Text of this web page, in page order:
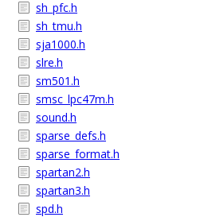
sh_pfc.h
sh_tmu.h
sja1000.h
slre.h
sm501.h
smsc_lpc47m.h
sound.h
sparse_defs.h
sparse_format.h
spartan2.h
spartan3.h
spd.h